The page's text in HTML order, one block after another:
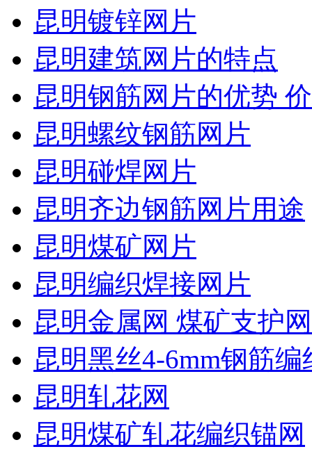
昆明镀锌网片
昆明建筑网片的特点
昆明钢筋网片的优势
昆明螺纹钢筋网片
昆明碰焊网片
昆明齐边钢筋网片用途
昆明煤矿网片
昆明编织焊接网片
昆明金属网 煤矿支护
昆明黑丝4-6mm钢筋
昆明轧花网
昆明煤矿轧花编织锚网